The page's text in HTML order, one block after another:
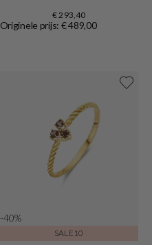
€ 293,40
Originele prijs: € 489,00
-40%
SALE10